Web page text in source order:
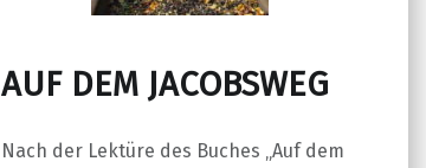
AUF DEM JACOBSWEG
Nach der Lektüre des Buches „Auf dem